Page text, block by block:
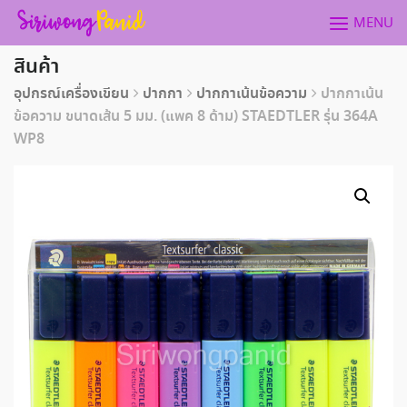
Skip
content
MENU
สินค้า
อุปกรณ์เครื่องเขียน ปากกา ปากกาเน้นข้อความ
ปากกาเน้น
ข้อความ ขนาดเส้น 5 มม. (แพค 8 ด้าม) STAEDTLER รุ่น 364A
WP8